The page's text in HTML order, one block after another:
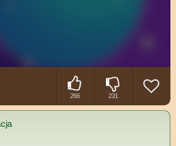
266 231